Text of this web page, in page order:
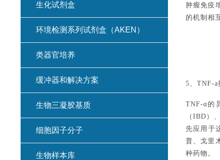
肿瘤免疫
的机制相
5、TNF-a
TNF-α的
（IBD）
先应用于
普、戈里
种药物。
生化试剂盒
环境检测系列试剂盒（AKEN）
类器官培养
缓冲器和解决方案
生物三凝胶基质
细胞因子分子
生物样本库